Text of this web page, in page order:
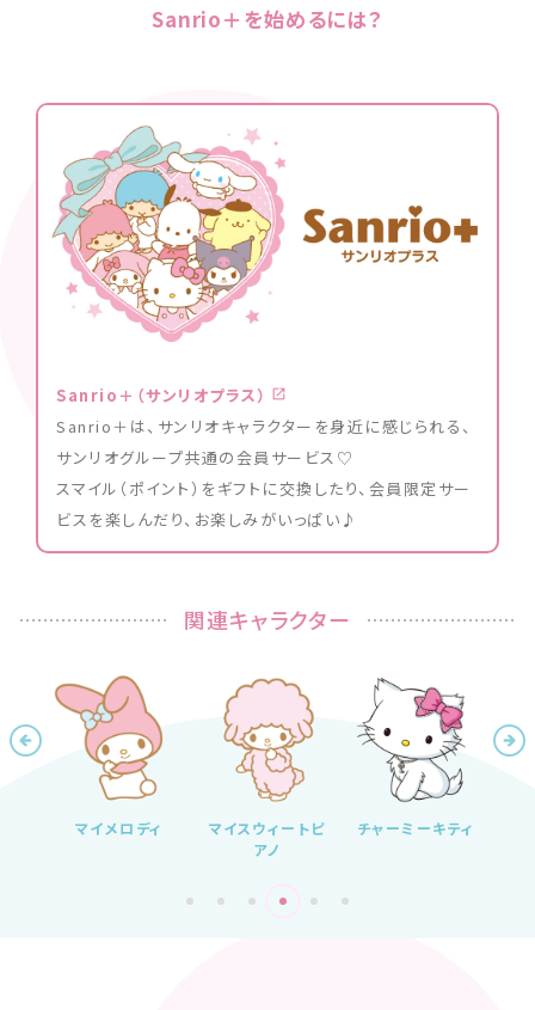
Sanrio＋を始めるには？
Sanrio＋（サンリオプラス）
Sanrio＋は、サンリオキャラクターを身近に感じられる、
サンリオグループ共通の会員サービス♡
スマイル（ポイント）をギフトに交換したり、会員限定サー
ビスを楽しんだり、お楽しみがいっぱい♪
関連キャラクター
マイスウィートピ
チャーミーキティ ハローキティ